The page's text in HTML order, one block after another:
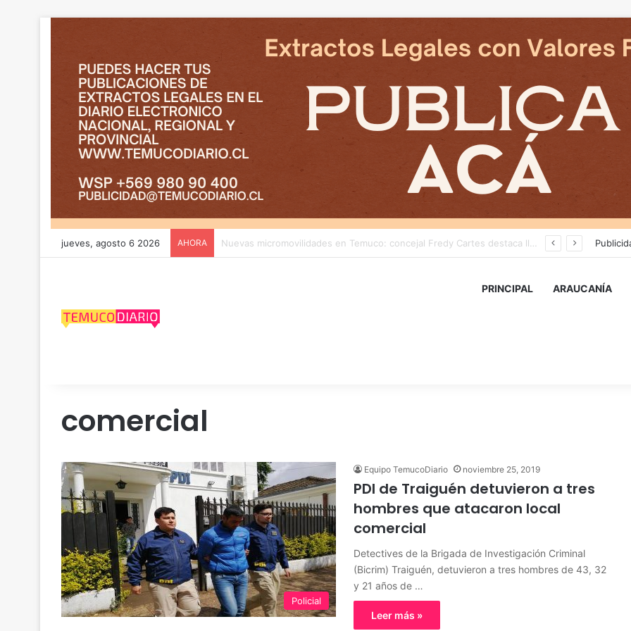
jueves, agosto 6 2026 AHORA
PRINCIPAL ARAUCANÍA
comercial
Policial
Equipo TemucoDiario noviembre 25, 2019
PDI de Traiguén detuvieron a tres
hombres que atacaron local
comercial
Detectives de la Brigada de Investigación Criminal
(Bicrim) Traiguén, detuvieron a tres hombres de 43, 32
y 21 años de …
Leer más »